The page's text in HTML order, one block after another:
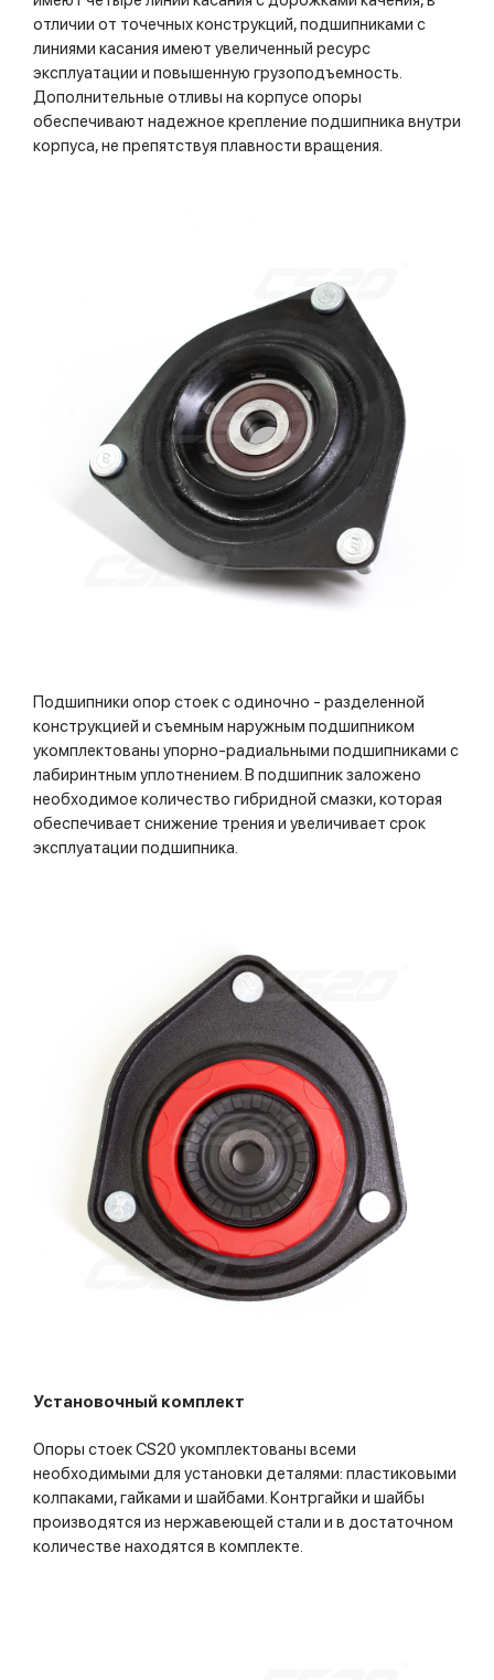
отличии от точечных конструкций, подшипниками с
линиями касания имеют увеличенный ресурс
эксплуатации и повышенную грузоподъемность.
Дополнительные отливы на корпусе опоры
обеспечивают надежное крепление подшипника внутри
корпуса, не препятствуя плавности вращения.
Подшипники опор стоек с одиночно - разделенной
конструкцией и съемным наружным подшипником
укомплектованы упорно-радиальными подшипниками с
лабиринтным уплотнением. В подшипник заложено
необходимое количество гибридной смазки, которая
обеспечивает снижение трения и увеличивает срок
эксплуатации подшипника.
Установочный комплект
Опоры стоек CS20 укомплектованы всеми
необходимыми для установки деталями: пластиковыми
колпаками, гайками и шайбами. Контргайки и шайбы
производятся из нержавеющей стали и в достаточном
количестве находятся в комплекте.